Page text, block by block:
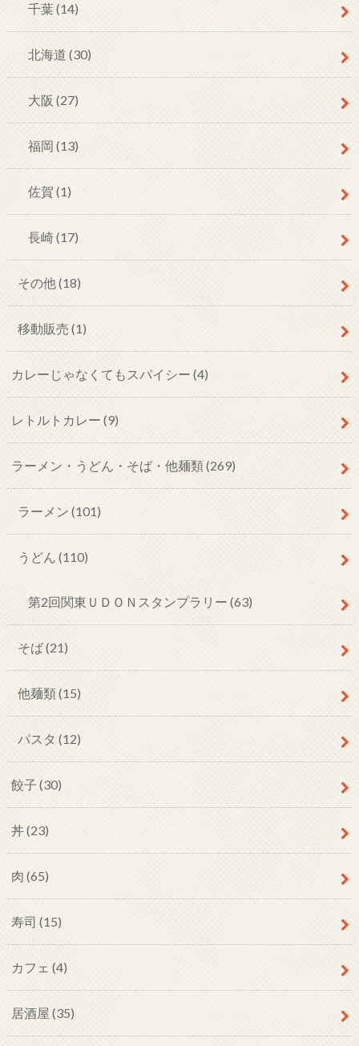
千葉(14)
北海道 (30)
大阪 (27)
福岡 (13)
佐賀 (1)
長崎(17)
その他(18)
移動販売 (1)
カレーじゃなくてもスパイシー (4)
レトルトカレー (9)
ラーメン・うどん・そば・他麺類(269)
ラーメン (101)
うどん (110)
第2回関東ＵＤＯＮスタンプラリー (63)
そば(21)
他麺類(15)
パスタ (12)
餃子 (30)
丼(23)
肉 (65)
寿司 (15)
カフェ (4)
居酒屋 (35)